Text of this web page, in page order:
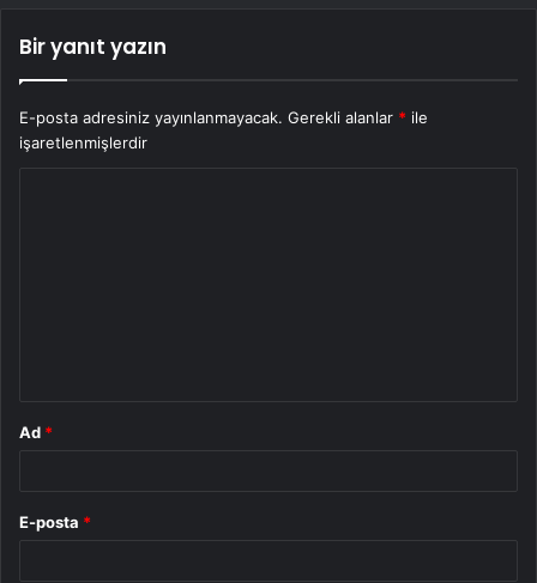
Bir yanıt yazın
E-posta adresiniz yayınlanmayacak. Gerekli alanlar * ile
işaretlenmişlerdir
Ad *
E-posta *